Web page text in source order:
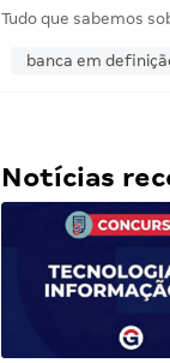
Tudo que sabemos
banca em
Notícias